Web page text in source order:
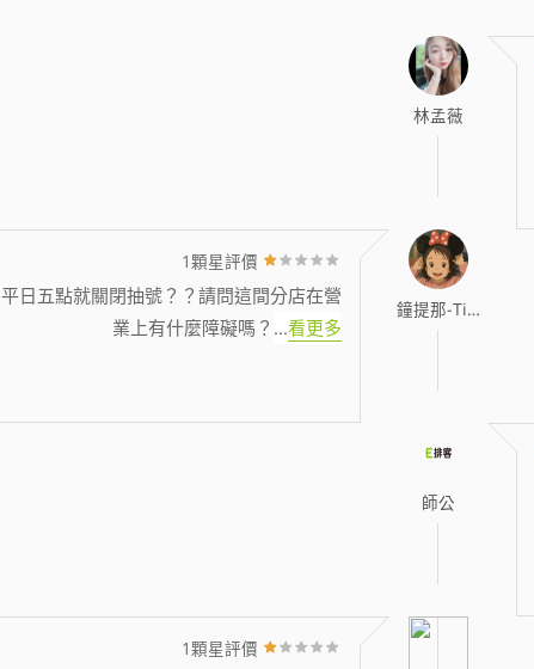
林孟薇
鐘提那-Tina
1顆星評價
平日五點就關閉抽號？？請問這間分店在營
業上有什麼障礙嗎？ ...看更多
師公
1顆星評價